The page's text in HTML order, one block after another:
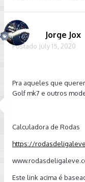
Jorge Jox
Postado July 15, 2020
Pra aqueles que
Golf mk7 e outros
Calculadora de Rodas
https://
Este link acima é